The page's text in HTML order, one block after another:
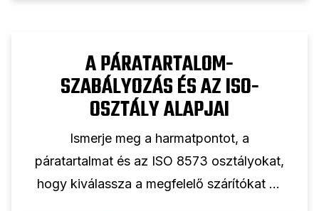
A PÁRATARTALOM-
SZABÁLYOZÁS ÉS AZ ISO-
OSZTÁLY ALAPJAI
Ismerje meg a harmatpontot, a
páratartalmat és az ISO 8573 osztályokat,
hogy kiválassza a megfelelő szárítókat és